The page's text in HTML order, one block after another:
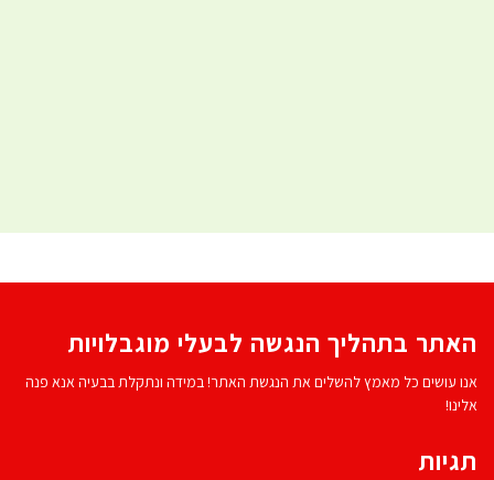
האתר בתהליך הנגשה לבעלי מוגבלויות
אנו עושים כל מאמץ להשלים את הנגשת האתר! במידה ונתקלת בבעיה אנא פנה
אלינו!
תגיות